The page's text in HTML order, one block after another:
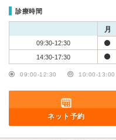
診療時間
月
09:30-12:30
14:30-17:30
09:00-12:30 10:00-13:00
ネット予約